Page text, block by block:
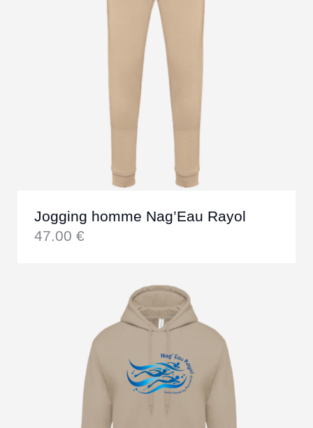
Jogging homme Nag’Eau Rayol
47.00€